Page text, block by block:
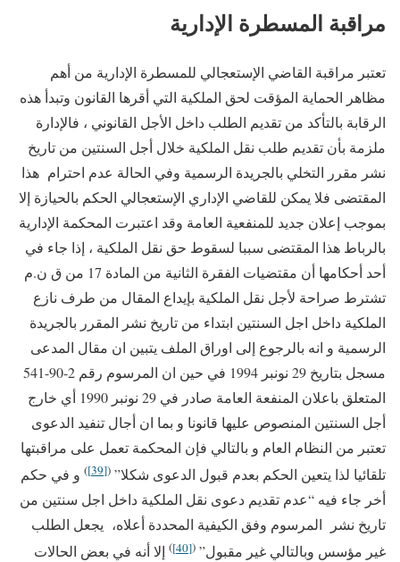
مراقبة المسطرة الإدارية
تعتبر مراقبة القاضي الإستعجالي للمسطرة الإدارية من أهم
مظاهر الحماية المؤقت لحق الملكية التي أقرها القانون وتبدأ هذه
الرقابة بالتأكد من تقديم الطلب داخل الأجل القانوني ، فالإدارة
ملزمة بأن تقديم طلب نقل الملكية خلال أجل السنتين من تاريخ
نشر مقرر التخلي بالجريدة الرسمية وفي الحالة عدم احترام هذا
المقتضى فلا يمكن للقاضي الإداري الإستعجالي الحكم بالحيازة إلا
بموجب إعلان جديد للمنفعية العامة وقد اعتبرت المحكمة الإدارية
بالرباط هذا المقتضى سببا لسقوط حق نقل الملكية ، إذا جاء في
أحد أحكامها أن مقتضيات الفقرة الثانية من المادة 17 من ق ن.م
تشترط صراحة لأجل نقل الملكية بإيداع المقال من طرف نازع
الملكية داخل اجل السنتين ابتداء من تاريخ نشر المقرر بالجريدة
الرسمية و انه بالرجوع إلى اوراق الملف يتبين ان مقال المدعى
مسجل بتاريخ 29 نونبر 1994 في حين ان المرسوم رقم 2-90-541
المتعلق باعلان المنفعة العامة صادر في 29 نونبر 1990 أي خارج
أجل السنتين المنصوص عليها قانونا و بما ان أجال تنفيد الدعوى
تعتبر من النظام العام و بالتالي فإن المحكمة تعمل على مراقبتها
تلقائيا لذا يتعين الحكم بعدم قبول الدعوى شكلا” (
[39]
) و في حكم
أخر جاء فيه “عدم تقديم دعوى نقل الملكية داخل اجل سنتين من
تاريخ نشر المرسوم وفق الكيفية المحددة أعلاه، يجعل الطلب
غير مؤسس وبالتالي غير مقبول” (
[40]
) إلا أنه في بعض الحالات